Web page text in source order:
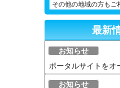
その他の地域の方もご
最新
お知らせ
ポータルサイトをオ
お知らせ